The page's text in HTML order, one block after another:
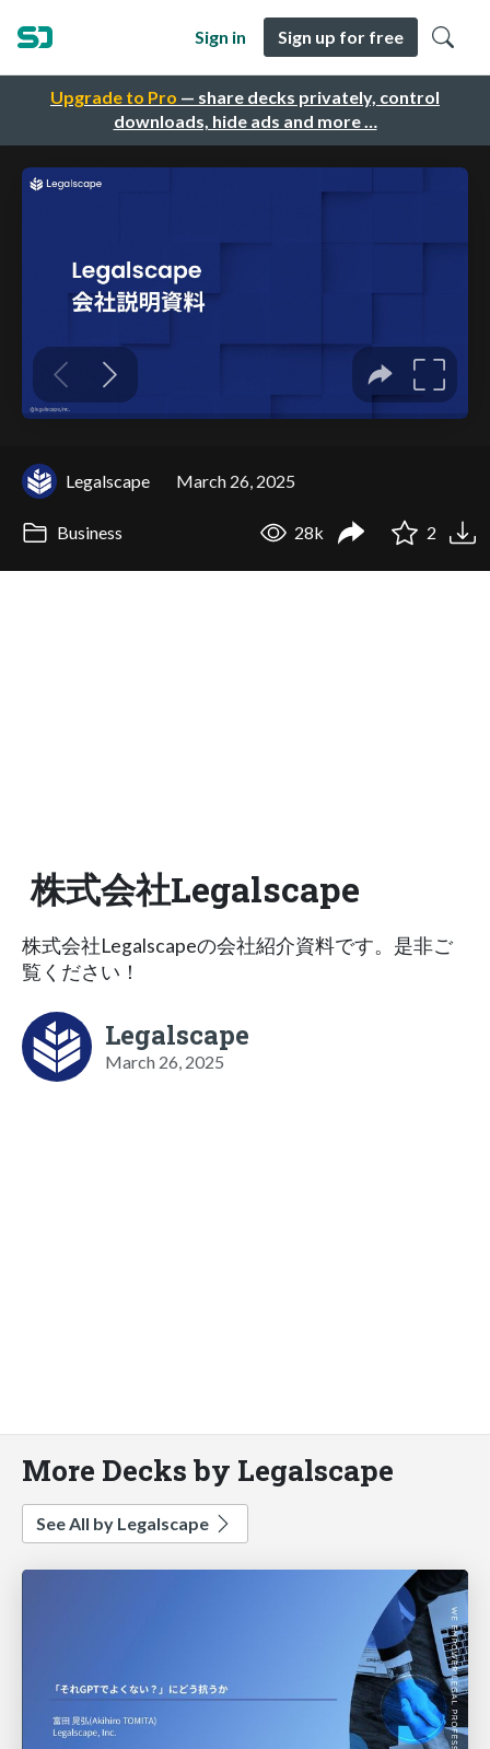
Upgrade to Pro — share decks privately, control
downloads, hide ads and more …
Sign in Sign up for free
Legalscape March 26, 2025
Business 28k 2
株式会社Legalscape
株式会社Legalscapeの会社紹介資料です。是非ご
覧ください！
Legalscape
March 26, 2025
More Decks by Legalscape
See All by Legalscape